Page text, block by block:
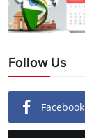
Follow Us
Facebook